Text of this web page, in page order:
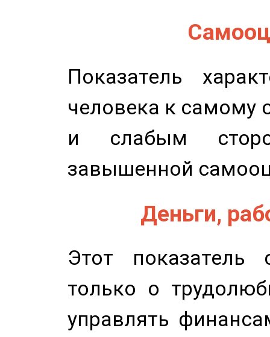
Показатель
человека к самому
и слабым
завышенной
Деньги,
Этот показатель
только о
управлять